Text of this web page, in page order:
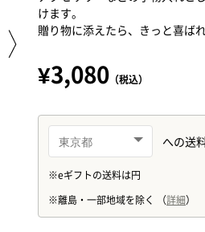
けます。
贈り物に添えたら、きっと喜ば
¥3,080 （税込）